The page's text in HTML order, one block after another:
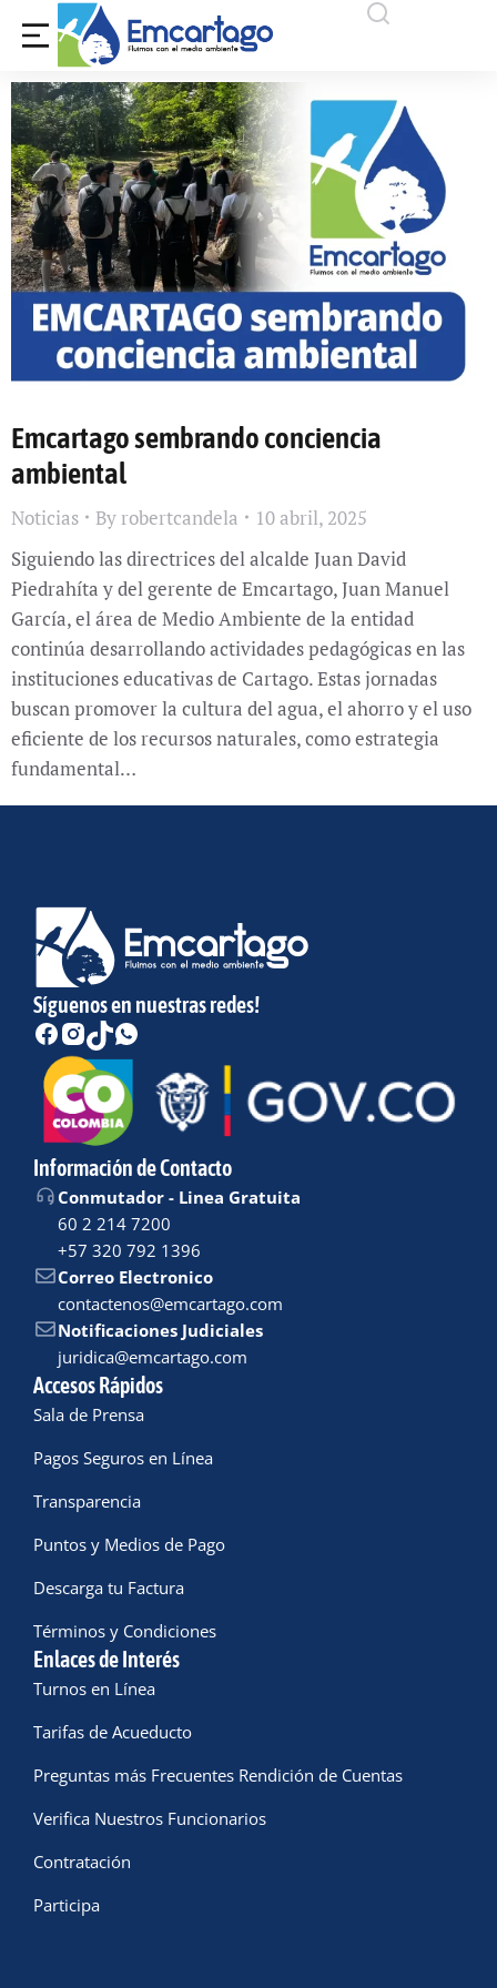
Emcartago sembrando conciencia
ambiental
Noticias By robertcandela
10 abril, 2025
Siguiendo las directrices del alcalde Juan David
Piedrahíta y del gerente de Emcartago, Juan Manuel
García, el área de Medio Ambiente de la entidad
continúa desarrollando actividades pedagógicas en las
instituciones educativas de Cartago. Estas jornadas
buscan promover la cultura del agua, el ahorro y el uso
eficiente de los recursos naturales, como estrategia
fundamental…
Síguenos en nuestras redes!
Información de Contacto
Conmutador - Linea Gratuita
60 2 214 7200
+57 320 792 1396
Correo Electronico
contactenos@emcartago.com
Notificaciones Judiciales
juridica@emcartago.com
Accesos Rápidos
Sala de Prensa
Pagos Seguros en Línea
Transparencia
Puntos y Medios de Pago
Descarga tu Factura
Términos y Condiciones
Enlaces de Interés
Turnos en Línea
Tarifas de Acueducto
Preguntas más Frecuentes Rendición de Cuentas
Verifica Nuestros Funcionarios
Contratación
Participa